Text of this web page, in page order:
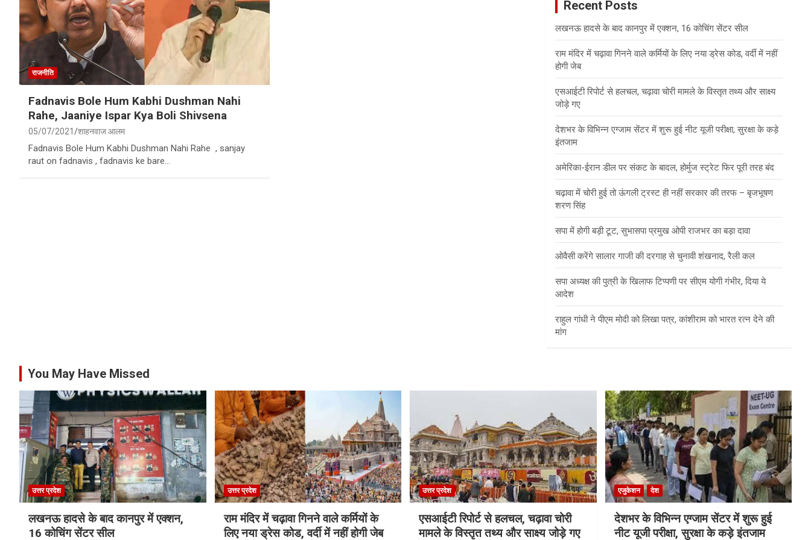
राजनीति
Fadnavis Bole Hum Kabhi Dushman Nahi
Rahe, Jaaniye Ispar Kya Boli Shivsena
05/07/2021 शाहनवाज आलम
Fadnavis Bole Hum Kabhi Dushman Nahi Rahe , sanjay
raut on fadnavis , fadnavis ke bare…
Recent Posts
लखनऊ हादसे के बाद कानपुर में एक्शन, 16 कोचिंग सेंटर सील
राम मंदिर में चढ़ावा गिनने वाले कर्मियों के लिए नया ड्रेस कोड, वर्दी में नहीं
होगी जेब
एसआईटी रिपोर्ट से हलचल, चढ़ावा चोरी मामले के विस्तृत तथ्य और साक्ष्य
जोड़े गए
देशभर के विभिन्न एग्जाम सेंटर में शुरू हुई नीट यूजी परीक्षा, सुरक्षा के कड़े
इंतजाम
अमेरिका-ईरान डील पर संकट के बादल, होर्मुज स्ट्रेट फिर पूरी तरह बंद
चढ़ावा में चोरी हुई तो ऊंगली ट्रस्ट ही नहीं सरकार की तरफ – बृजभूषण
शरण सिंह
सपा में होगी बड़ी टूट, सुभासपा प्रमुख ओपी राजभर का बड़ा दावा
ओवैसी करेंगे सालार गाजी की दरगाह से चुनावी शंखनाद, रैली कल
सपा अध्यक्ष की पुत्री के खिलाफ टिप्पणी पर सीएम योगी गंभीर, दिया ये
आदेश
राहुल गांधी ने पीएम मोदी को लिखा पत्र, कांशीराम को भारत रत्न देने की
मांग
You May Have Missed
उत्तर प्रदेश
लखनऊ हादसे के बाद कानपुर में एक्शन,
16 कोचिंग सेंटर सील
उत्तर प्रदेश
राम मंदिर में चढ़ावा गिनने वाले कर्मियों के
लिए नया ड्रेस कोड, वर्दी में नहीं होगी जेब
उत्तर प्रदेश
एसआईटी रिपोर्ट से हलचल, चढ़ावा चोरी
मामले के विस्तृत तथ्य और साक्ष्य जोड़े गए
एजुकेशन देश
देशभर के विभिन्न एग्जाम सेंटर में शुरू हुई
नीट यूजी परीक्षा, सुरक्षा के कड़े इंतजाम